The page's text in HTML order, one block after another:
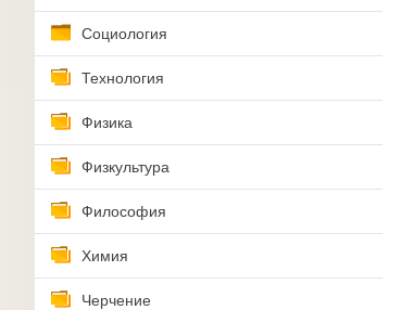
Социология
Технология
Физика
Физкультура
Философия
Химия
Черчение